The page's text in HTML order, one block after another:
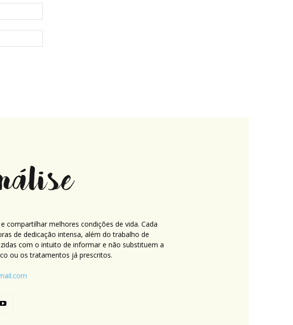
compartilhar melhores condições de vida. Cada
de dedicação intensa, além do trabalho de
com o intuito de informar e não substituem a
ou os tratamentos já prescritos.